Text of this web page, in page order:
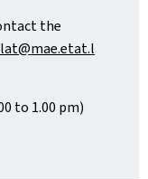
the
to 1.00 pm)